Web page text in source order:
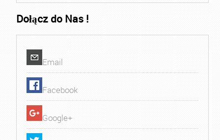
Dołącz do Nas !
Email
Facebook
Google+